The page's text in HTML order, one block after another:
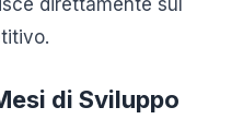
direttamente sul
di Sviluppo